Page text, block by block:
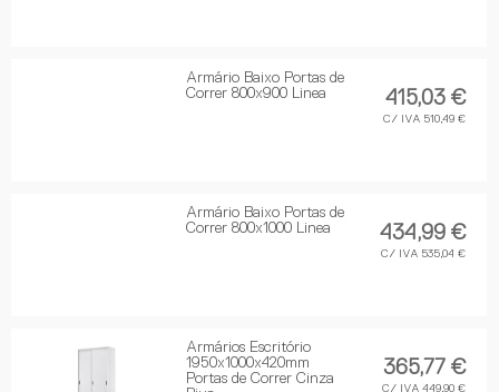
Armário Baixo Portas de
Correr 800x900 Linea
415,03 €
C/ IVA 510,49 €
Armário Baixo Portas de
Correr 800x1000 Linea
434,99 €
C/ IVA 535,04 €
Armários Escritório
1950x1000x420mm
Portas de Correr Cinza
365,77 €
C/ IVA 449,90 €